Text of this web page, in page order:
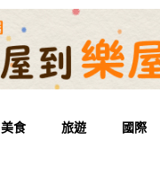
美食 旅遊 國際